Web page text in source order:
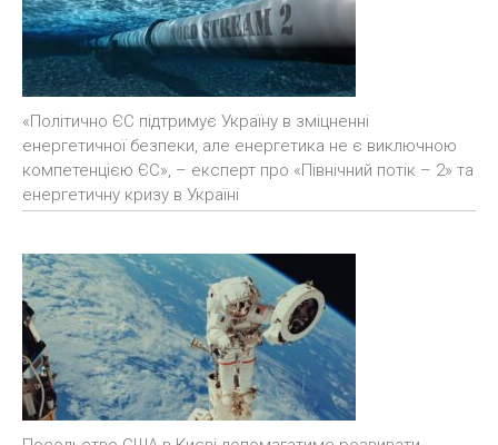
«Політично ЄС підтримує Україну в зміцненні
енергетичної безпеки, але енергетика не є виключною
компетенцією ЄС», – експерт про «Північний потік – 2» та
енергетичну кризу в Україні